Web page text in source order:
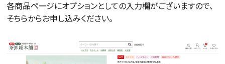
各商品ページにオプションとしての入力欄がございますので、
そちらからお申し込みください。